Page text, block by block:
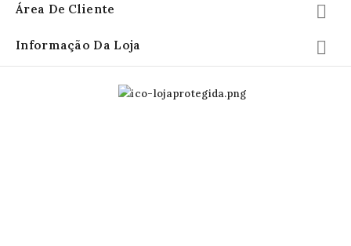
Área De Cliente 
Informação Da Loja 